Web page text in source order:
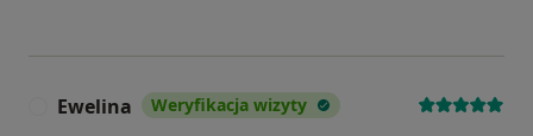
Ewelina Weryfikacja wizyty